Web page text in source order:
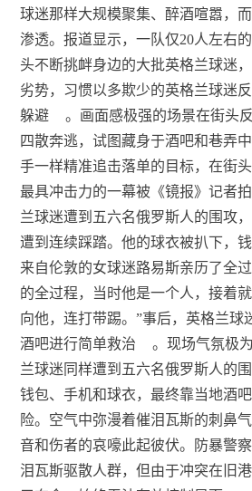
球迷那样大规模聚集、醉酒喧嚣，
渗透。报道显示，一队仅20人左右
头不断挑衅身边的大批英格兰球迷
劣势，习惯以多欺少的英格兰球迷
躲避
。画面感极强的场景在街头
四散奔逃，试图藏身于酒吧和巷弄
手一样精准追击落单的目标，在街头
最具冲击力的一幕被《镜报》记者
兰球迷遭到五六名俄罗斯人的围攻
遭到连续踩踏。他的球衣被扒下，
来自伦敦的女球迷路易斯亲历了全
的全过程，当时他是一个人，接着
向他，连打带踢。”事后，英格兰球
酒吧进行简单救治
。现场气氛极
兰球迷同样遭到五六名俄罗斯人的
钱包、手机和球衣，最终靠当地酒
险。空气中弥漫着催泪瓦斯的刺鼻
音和伤者的哀嚎此起彼伏。防暴警
泪瓦斯驱散人群，但由于冲突在旧